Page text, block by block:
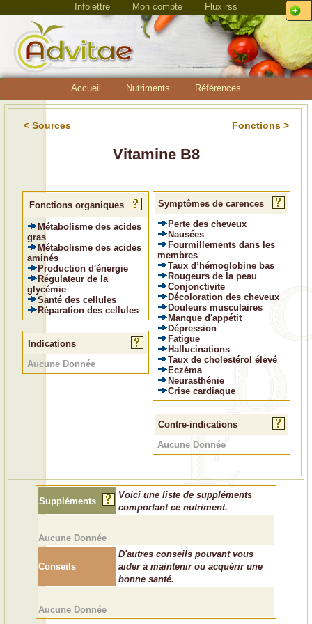
Infolettre Mon compte Flux rss
Accueil Nutriments Références
< Sources Fonctions >
Vitamine B8
Fonctions organiques
Métabolisme des acides
gras
Métabolisme des acides
aminés
Production d'énergie
Régulateur de la
glycémie
Santé des cellules
Réparation des cellules
Indications
Aucune Donnée
Symptômes de carences
Perte des cheveux
Nausées
Fourmillements dans les
membres
Taux d’hémoglobine bas
Rougeurs de la peau
Conjonctivite
Décoloration des cheveux
Douleurs musculaires
Manque d'appétit
Dépression
Fatigue
Hallucinations
Taux de cholestérol élevé
Eczéma
Neurasthénie
Crise cardiaque
Contre-indications
Aucune Donnée
Suppléments
Voici une liste de suppléments
comportant ce nutriment.
Aucune Donnée
Conseils
D'autres conseils pouvant vous
aider à maintenir ou acquérir une
bonne santé.
Aucune Donnée